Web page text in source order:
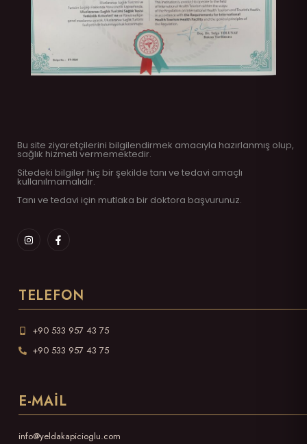
Bu site ziyaretçilerini bilgilendirmek amacıyla hazırlanmış olup,
sağlık hizmeti vermemektedir.
Sitedeki bilgiler hiç bir şekilde tanı ve tedavi amaçlı
kullanılmamalıdır.
Tanı ve tedavi için mutlaka bir doktora başvurunuz.
TELEFON
+90 533 957 43 75
+90 533 957 43 75
E-MAIL
info@yeldakapicioglu.com